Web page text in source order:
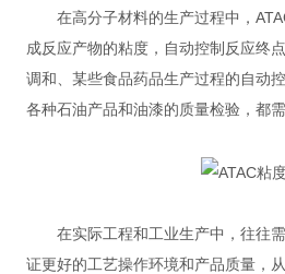
在高分子材料的生产过程中，
成反应产物的粘度，自动控制反应终
调和、某些食品药品生产过程的自动
各种石油产品和油漆的质量检验，都
在实际工程和工业生产中，往往需
证更好的工艺操作环境和产品质量，